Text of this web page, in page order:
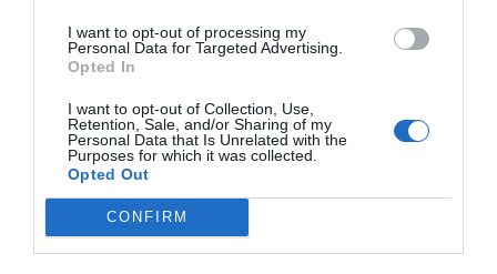
I want to opt-out of processing my
Personal Data for Targeted Advertising.
Opted In
I want to opt-out of Collection, Use,
Retention, Sale, and/or Sharing of my
Personal Data that Is Unrelated with the
Purposes for which it was collected.
Opted Out
CONFIRM
El nuevo consultorio, ubicado en las
escuelas municipales, entró en funcionamiento a
finales del pasado mes de mayo. La pasada semana, la
Conselleria de Sanidad trasladó el nuevo